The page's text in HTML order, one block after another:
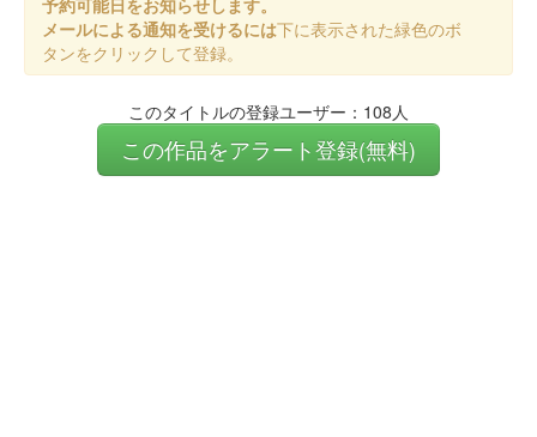
メールによる通知を受けるには下に表示された緑色のボ
タンをクリックして登録。
このタイトルの登録ユーザー：108人
この作品をアラート登録(無料)